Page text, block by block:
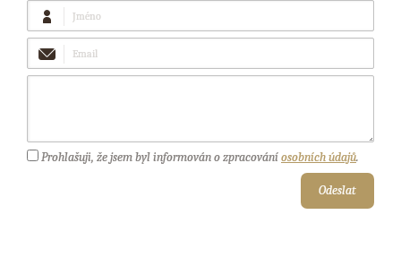
Jméno
Email
Prohlašuji, že jsem byl informován o zpracováníosobních údajů.
Odeslat